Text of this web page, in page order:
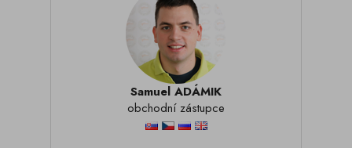
Samuel ADÁMIK
obchodní zástupce